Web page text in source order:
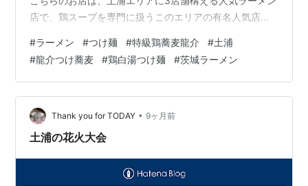
店で、鶏スープを専門に扱うこのエリアの有名人気店。
です。 … このお店、ホントに駅チカというか、、、 改札
を出て、まさに10秒で到着できるほどに駅チカなんで
す。 駅ビルのフードコート内にあるので、こんな感じに
なっています。 お店のレイアウトもちょっと独特で、店
内奥にある券売機で食券を買った後に、店頭のカウンタ
ーで食券を渡…
#ラーメン #つけ麺 #特級鶏蕎麦龍介 #土浦
#龍介つけ蕎麦 #鶏白湯つけ麺 #茨城ラーメン
Thank you for TODAY • 9ヶ月前
土浦の花火大会